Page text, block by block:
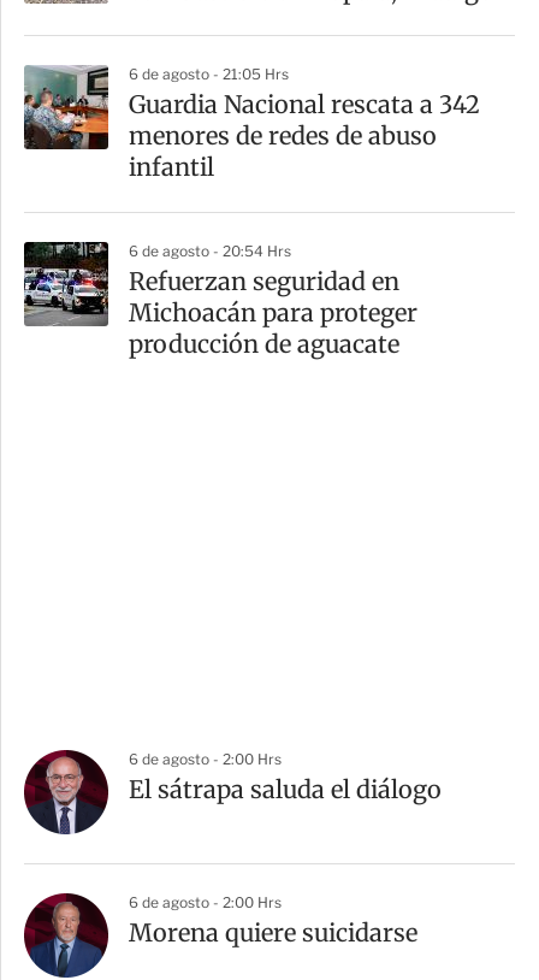
6 de agosto - 21:05 Hrs
Guardia Nacional rescata a 342
menores de redes de abuso
infantil
6 de agosto - 20:54 Hrs
Refuerzan seguridad en
Michoacán para proteger
producción de aguacate
6 de agosto - 2:00 Hrs
El sátrapa saluda el diálogo
6 de agosto - 2:00 Hrs
Morena quiere suicidarse